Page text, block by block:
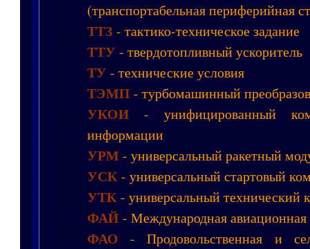
(транспортабельная периферийная
ТТЗ - тактико-техническое задание
ТТУ- твердотопливный ускоритель
ТУ- технические условия
ТЭМП - турбомашинный
УКОИ- унифицированный
информации
УРМ- универсальный ракетный
УСК- универсальный стартовый
УТК- универсальный технический
ФАЙ- Международная авиационная
ФАО - Продовольственная и